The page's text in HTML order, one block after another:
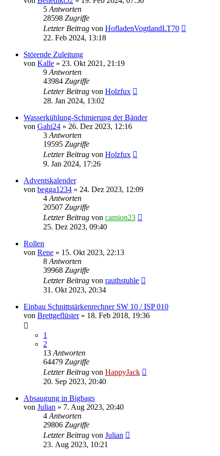
5 Antworten
28598 Zugriffe
Letzter Beitrag von HofladenVogtlandLT70
22. Feb 2024, 13:18
Störende Zuleitung
von Kalle » 23. Okt 2021, 21:19
9 Antworten
43984 Zugriffe
Letzter Beitrag von Holzfux
28. Jan 2024, 13:02
Wasserkühlung-Schmierung der Bänder
von Gahi24 » 26. Dez 2023, 12:16
3 Antworten
19595 Zugriffe
Letzter Beitrag von Holzfux
9. Jan 2024, 17:26
Adventskalender
von begga1234 » 24. Dez 2023, 12:09
4 Antworten
20507 Zugriffe
Letzter Beitrag von camion23
25. Dez 2023, 09:40
Rollen
von Rene » 15. Okt 2023, 22:13
8 Antworten
39968 Zugriffe
Letzter Beitrag von rauthstuhle
31. Okt 2023, 20:34
Einbau Schnittstärkenrechner SW 10 / ISP 010
von Brettgeflüster» 18. Feb 2018, 19:36
1
2
13 Antworten
64479 Zugriffe
Letzter Beitrag von HappyJack
20. Sep 2023, 20:40
Absaugung in Bigbags
von Julian » 7. Aug 2023, 20:40
4 Antworten
29806 Zugriffe
Letzter Beitrag von Julian
23. Aug 2023, 10:21